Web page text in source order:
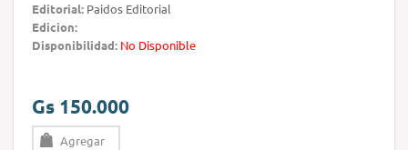
Editorial: Paidos Editorial
Edicion:
Disponibilidad: No Disponible
Gs 150.000
Agregar